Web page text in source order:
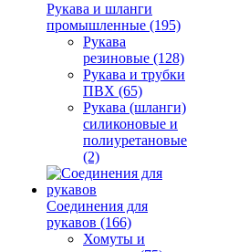
Рукава и шланги
промышленные (195)
Рукава
резиновые (128)
Рукава и трубки
ПВХ (65)
Рукава (шланги)
силиконовые и
полиуретановые
(2)
Соединения для
рукавов (166)
Хомуты и